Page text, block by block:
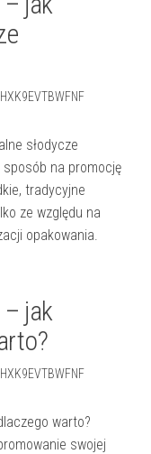
słodycze
sposób na promocję
tradycyjne
ze względu na
opakowania.
jak
warto?
swojej